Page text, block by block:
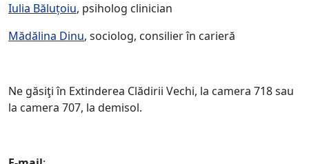
Iulia Băluțoiu, psiholog clinician
Mădălina Dinu, sociolog, consilier în carieră
Ne găsiţi în Extinderea Clădirii Vechi, la camera 718 sau
la camera 707, la demisol.